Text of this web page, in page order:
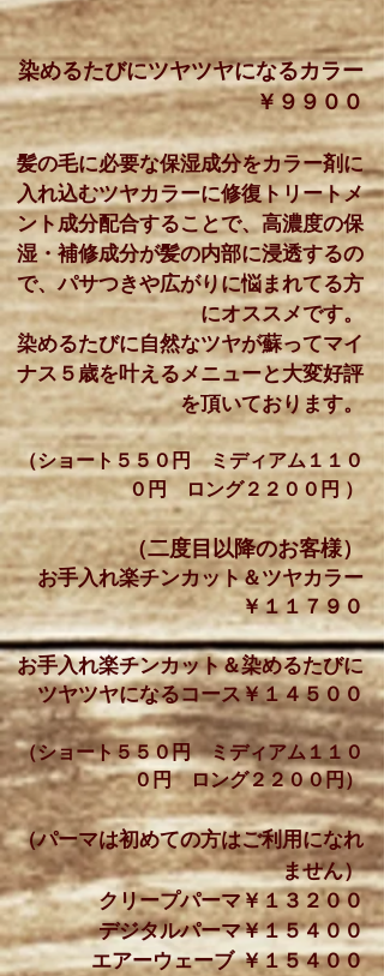
染めるたびにツヤツヤになるカラー
￥９９００
髪の毛に必要な保湿成分をカラー剤に
入れ込むツヤカラーに修復トリートメ
ント成分配合することで、高濃度の保
湿・補修成分が髪の内部に浸透するの
で、パサつきや広がりに悩まれてる方
にオススメです。
染めるたびに自然なツヤが蘇ってマイ
ナス５歳を叶えるメニューと大変好評
を頂いております。
（ショート５５０円 ミディアム１１０
０円 ロング２２００円 ）
​（二度目以降のお客様）
お手入れ楽チンカット＆ツヤカラー
￥１１７９０
お手入れ楽チンカット＆染めるたびに
ツヤツヤになるコース￥１４５００
（ショート５５０円 ミディアム１１０
０円 ロング２２００円）
​（パーマは初めての方はご利用になれ
ません）
クリープパーマ￥１３２００
デジタルパーマ￥１５４００
エアーウェーブ￥１５４００